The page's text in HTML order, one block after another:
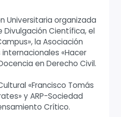
Universitaria organizada
Divulgación Científica, el
la Asociación
«Hacer
en Derecho Civil.
«Francisco Tomás
y ARP-Sociedad
Crítico.